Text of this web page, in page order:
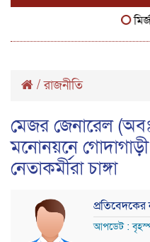
মির্জা
/রাজনীতি
মেজর জেনারেল
মনোনয়নে
নেতাকর্মীরা চাঙ্গা
প্রতিবেদকের
আপডেট :